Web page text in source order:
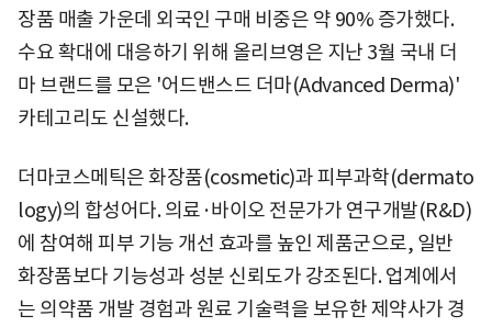
장품 매출 가운데 외국인 구매 비중은 약 90% 증가했다.
수요 확대에 대응하기 위해 올리브영은 지난 3월 국내 더
마 브랜드를 모은 '어드밴스드 더마(Advanced Derma)'
카테고리도 신설했다.
더마코스메틱은 화장품(cosmetic)과 피부과학(dermato
logy)의 합성어다. 의료·바이오 전문가가 연구개발(R&D)
에 참여해 피부 기능 개선 효과를 높인 제품군으로, 일반
화장품보다 기능성과 성분 신뢰도가 강조된다. 업계에서
는 의약품 개발 경험과 원료 기술력을 보유한 제약사가 경